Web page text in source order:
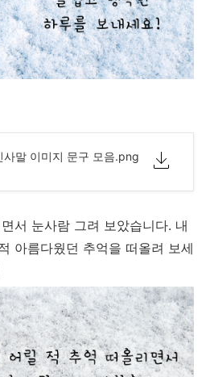
사말 이미지 문구 모음.png
서 눈사람 그려 보았습니다. 내
아름다웠던 추억을 떠올려 보세